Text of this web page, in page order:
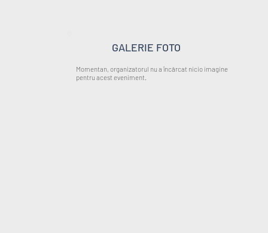
GALERIE FOTO
Momentan, organizatorul nu a încărcat nicio imagine
pentru acest eveniment.